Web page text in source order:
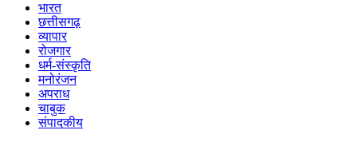
भारत
छत्तीसगढ़
व्यापार
रोजगार
धर्म-संस्कृति
मनोरंजन
अपराध
चाबुक
संपादकीय